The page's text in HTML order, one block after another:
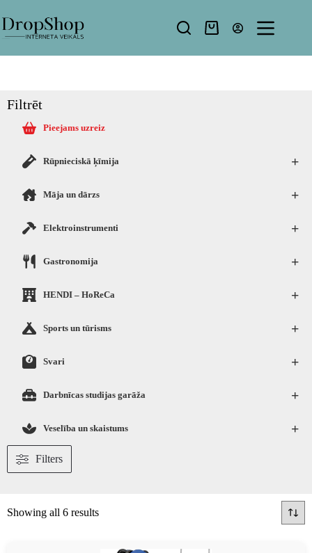
Filtrēt
Pieejams uzreiz
+
Rūpnieciskā ķīmija
+
Māja un dārzs
+
Elektroinstrumenti
+
Gastronomija
+
HENDI – HoReCa
+
Sports un tūrisms
+
Svari
+
Darbnīcas studijas garāža
+
Veselība un skaistums
Filters
Showing all 6 results